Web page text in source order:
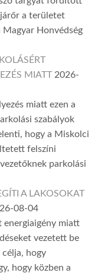
a területet
Honvédség
MIATT 2026-
miatt ezen a
szabályok
hogy a Miskolci
felszíni
parkolási
A LAKOSOKAT
08-04
energiaigény miatt
vezetett be
hogy
hogy közben a